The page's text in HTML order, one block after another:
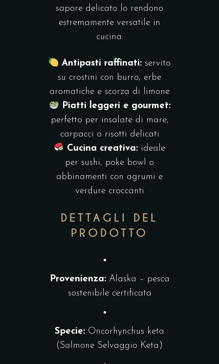
sapore delicato lo rendono
estremamente versatile in
cucina:
Antipasti raffinati: servito
su crostini con burro, erbe
aromatiche e scorza di limone
Piatti leggeri e gourmet:
perfetto per insalate di mare,
carpacci o risotti delicati
Cucina creativa: ideale
per sushi, poke bowl o
abbinamenti con agrumi e
verdure croccanti
DETTAGLI DEL
PRODOTTO
Provenienza:Alaska – pesca
sostenibile certificata
Specie: Oncorhynchus keta
(Salmone Selvaggio Keta)